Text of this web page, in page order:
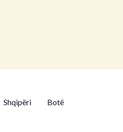
Shqipëri
Botë